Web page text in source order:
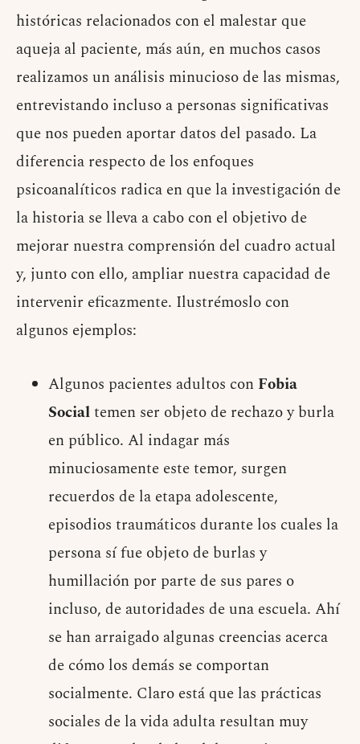
históricas relacionados con el malestar que
aqueja al paciente, más aún, en muchos casos
realizamos un análisis minucioso de las mismas,
entrevistando incluso a personas significativas
que nos pueden aportar datos del pasado. La
diferencia respecto de los enfoques
psicoanalíticos radica en que la investigación de
la historia se lleva a cabo con el objetivo de
mejorar nuestra comprensión del cuadro actual
y, junto con ello, ampliar nuestra capacidad de
intervenir eficazmente. Ilustrémoslo con
algunos ejemplos:
Algunos pacientes adultos con Fobia
Socialtemen ser objeto de rechazo y burla
en público. Al indagar más
minuciosamente este temor, surgen
recuerdos de la etapa adolescente,
episodios traumáticos durante los cuales la
persona sí fue objeto de burlas y
humillación por parte de sus pares o
incluso, de autoridades de una escuela. Ahí
se han arraigado algunas creencias acerca
de cómo los demás se comportan
socialmente. Claro está que las prácticas
sociales de la vida adulta resultan muy